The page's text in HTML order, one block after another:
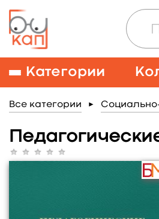
Категории
Все категории ►